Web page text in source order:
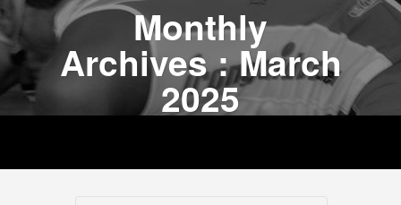
Monthly
Archives : March
2025